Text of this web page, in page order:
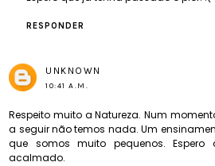
RESPONDER
UNKNOWN
10:41 A.M.
Respeito muito a Natureza. Num
a seguir não temos nada. Um
que somos muito pequenos.
acalmado.